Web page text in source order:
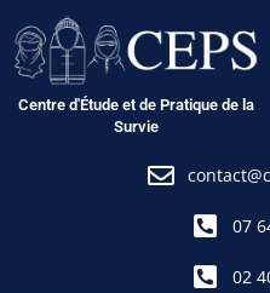
au
contenu
Centre d'Étude et de Pratique de la
Survie
07
02